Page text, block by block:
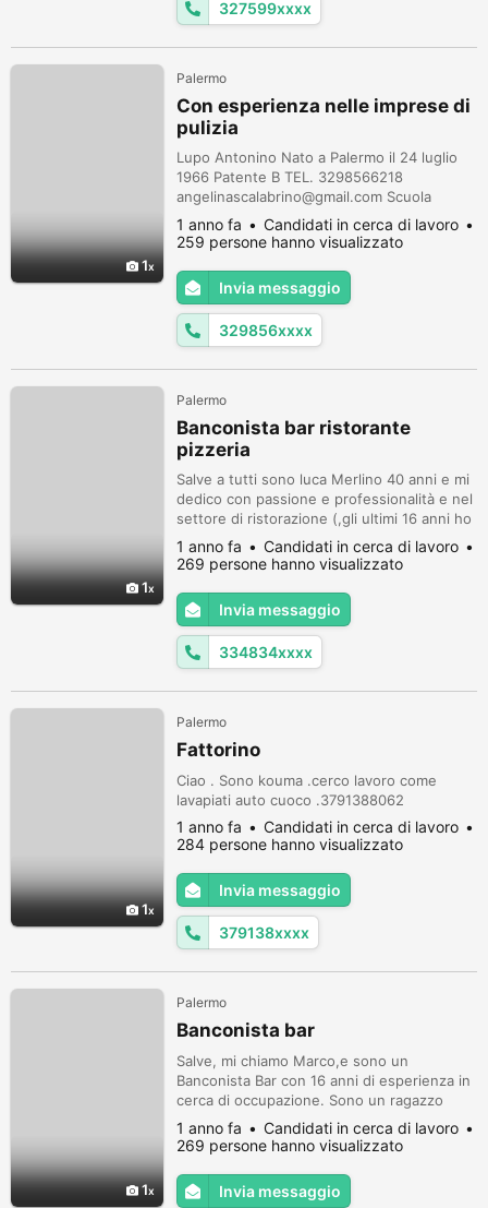
327599xxxx
1
Palermo
Con esperienza nelle imprese di
pulizia
Lupo Antonino Nato a Palermo il 24 luglio
1966 Patente B TEL. 3298566218
angelinascalabrino@gmail.com Scuola
dell'Obbligo Residente in Palermo Cerco
lavoro come pulitore nel Nord Italia anche
con messa in regola part-time
indeterminato. Ho tanta esperienza
soprattutto nelle imprese di pulizie.
ESPERIENZE PROFESSIONALI: Ho lavorato
presso: -Pietro Scaduto, pu...
1 anno fa
Candidati in cerca di lavoro
259 persone hanno visualizzato
Invia messaggio
329856xxxx
1
Palermo
Banconista bar ristorante
pizzeria
Salve a tutti sono luca Merlino 40 anni e mi
dedico con passione e professionalità e nel
settore di ristorazione (,gli ultimi 16 anni ho
sempre lavorato come responsabile di sala
e direttore di sala ,parlo le lingue spagnolo
inglese e francese ,,in questo momento mi
trovo a Palermo , ho lavorato a
Barcellona,Nizza , Marsiglia, Parigi,
Bruxelles,Bruges, Charl...
1 anno fa
Candidati in cerca di lavoro
269 persone hanno visualizzato
Invia messaggio
334834xxxx
1
Palermo
Fattorino
Ciao . Sono kouma .cerco lavoro come
lavapiati auto cuoco .3791388062
1 anno fa
Candidati in cerca di lavoro
284 persone hanno visualizzato
Invia messaggio
379138xxxx
1
Palermo
Banconista bar
Salve, mi chiamo Marco,e sono un
Banconista Bar con 16 anni di esperienza in
cerca di occupazione. Sono un ragazzo
serio, puntuale e volenteroso. Ho sempre
fatto questo mestiere sin da piccolo perché
amo stare a contatto con il pubblico ed amo
imparare sempre cose nuove in questo
settore. Spero in un vostro contatto.
1 anno fa
Candidati in cerca di lavoro
269 persone hanno visualizzato
Invia messaggio